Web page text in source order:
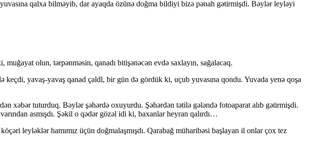
qalxa bilməyib, dar ayaqda özünə doğma bildiyi bizə pənah gətirmişdi. Bəylər leyləyi
muğayat olun, tərpənməsin, qanadı bitişənəcən evdə saxlayın, sağalacaq.
yavaş-yavaş qanad çaldl, bir gün də gördük ki, uçub yuvasına qondu. Yuvada yenə qoşa
xəbər tuturduq. Bəylər şəhərdə oxuyurdu. Şəhərdən tətilə gələndə fotoaparat alıb gətirmişdi.
asmışdı. Şəkil o qədər gözəl idi ki, baxanlar heyran qalırdı…
leyləklər hamımız üçün doğmalaşmışdı. Qarabağ müharibəsi başlayan il onlar çox tez